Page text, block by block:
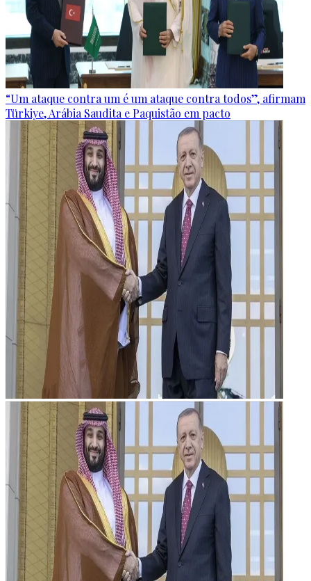
“Um ataque contra um é um ataque contra todos”, afirmam
Türkiye, Arábia Saudita e Paquistão em pacto